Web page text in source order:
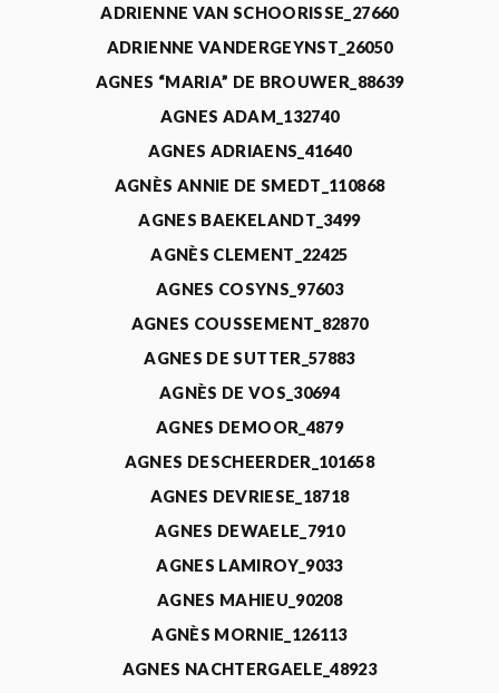
ADRIENNE VAN SCHOORISSE_27660
ADRIENNE VANDERGEYNST_26050
AGNES “MARIA” DE BROUWER_88639
AGNES ADAM_132740
AGNES ADRIAENS_41640
AGNÈS ANNIE DE SMEDT_110868
AGNES BAEKELANDT_3499
AGNÈS CLEMENT_22425
AGNES COSYNS_97603
AGNES COUSSEMENT_82870
AGNES DE SUTTER_57883
AGNÈS DE VOS_30694
AGNES DEMOOR_4879
AGNES DESCHEERDER_101658
AGNES DEVRIESE_18718
AGNES DEWAELE_7910
AGNES LAMIROY_9033
AGNES MAHIEU_90208
AGNÈS MORNIE_126113
AGNES NACHTERGAELE_48923